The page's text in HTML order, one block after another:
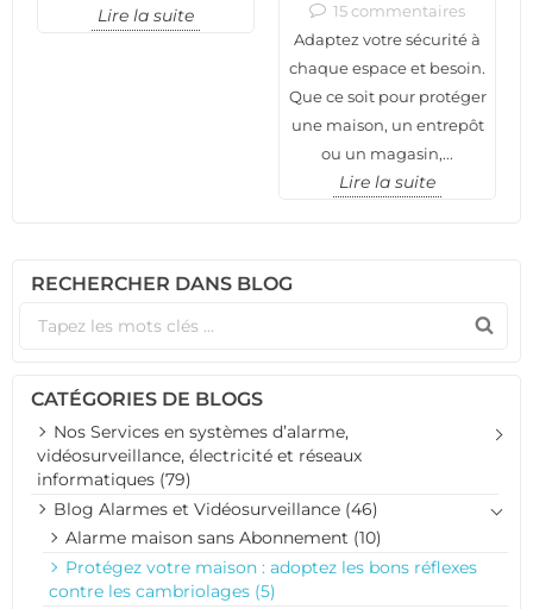
Lire la suite
15 commentaires
Adaptez votre sécurité à
chaque espace et besoin.
Que ce soit pour protéger
une maison, un entrepôt
ou un magasin,...
Lire la suite
RECHERCHER DANS BLOG
CATÉGORIES DE BLOGS
Nos Services en systèmes d’alarme,
vidéosurveillance, électricité et réseaux
informatiques (79)
Blog Alarmes et Vidéosurveillance (46)
Alarme maison sans Abonnement (10)
Protégez votre maison : adoptez les bons réflexes
contre les cambriolages (5)